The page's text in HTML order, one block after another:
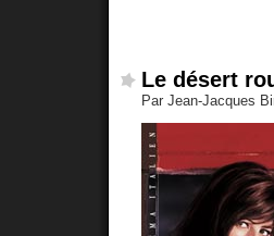
Le désert
Par Jean-Jacques